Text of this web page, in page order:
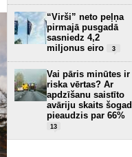
“Virši” neto peļņa
pirmajā pusgadā
sasniedz 4,2
miljonus eiro
3
Vai pāris minūtes ir
riska vērtas? Ar
apdzīšanu saistīto
avāriju skaits šogad
pieaudzis par 66%
13